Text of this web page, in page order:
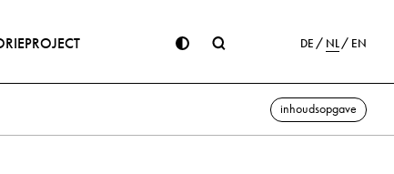
PROJECT DE NL EN
inhoudsopgave